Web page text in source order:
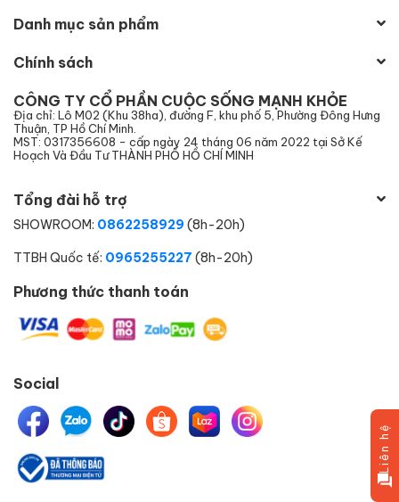
Danh mục sản phẩm
Chính sách
CÔNG TY CỔ PHẦN CUỘC SỐNG MẠNH KHỎE
Địa chỉ: Lô M02 (Khu 38ha), đường F, khu phố 5, Phường Đông Hưng
Thuận, TP Hồ Chí Minh.
MST: 0317356608 - cấp ngày 24 tháng 06 năm 2022 tại Sở Kế
Hoạch Và Đầu Tư THÀNH PHỐ HỒ CHÍ MINH
Tổng đài hỗ trợ
SHOWROOM: 0862258929 (8h-20h)
TTBH Quốc tế: 0965255227 (8h-20h)
Phương thức thanh toán
Social
Liên hệ